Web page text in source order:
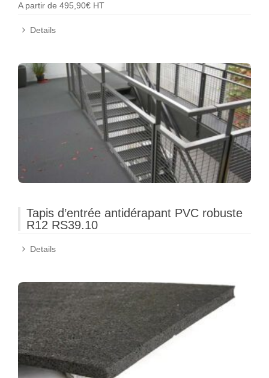
A partir de 495,90€ HT
Details
Tapis d’entrée antidérapant PVC robuste
R12 RS39.10
Details